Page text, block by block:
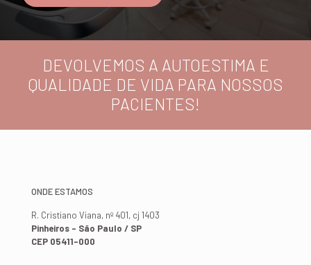
DEVOLVEMOS A AUTOESTIMA E
QUALIDADE DE VIDA PARA NOSSOS
PACIENTES!
ONDE ESTAMOS
R. Cristiano Viana, nº 401, cj 1403
Pinheiros - São Paulo / SP
CEP 05411-000